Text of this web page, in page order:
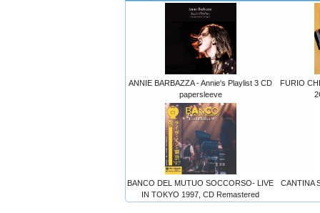
ANNIE BARBAZZA - Annie's Playlist 3 CD
papersleeve
FURIO
BANCO DEL MUTUO SOCCORSO- LIVE
IN TOKYO 1997, CD Remastered
CANTINA